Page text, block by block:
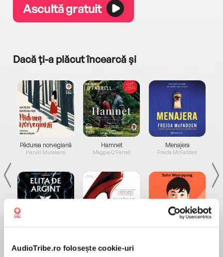
AudioTribe.ro folosește cookie-uri
Ascultă gratuit
Dacă ți-a plăcut încearcă și
Pădurea norvegiană
Haruki Murakami
de...
Dani Francis
Hamnet
Maggie O'Farrell
la...
Lauren Weisberger
Menajera
Freida McFadden